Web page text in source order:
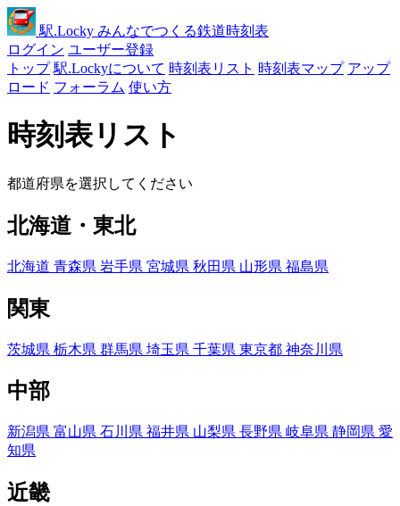
駅.Locky みんなでつくる鉄道時刻表
ログイン ユーザー登録
トップ 駅.Lockyについて 時刻表リスト 時刻表マップ アップ
ロード フォーラム 使い方
時刻表リスト
都道府県を選択してください
北海道・東北
北海道 青森県 岩手県 宮城県 秋田県 山形県 福島県
関東
茨城県 栃木県 群馬県 埼玉県 千葉県 東京都 神奈川県
中部
新潟県 富山県 石川県 福井県 山梨県 長野県 岐阜県 静岡県 愛
知県
近畿